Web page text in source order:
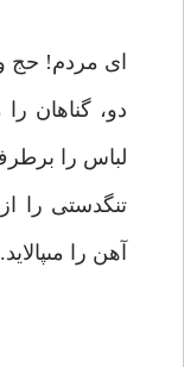
اى مردم! حج
دو، گناهان
لباس را
تنگدستى را
آهن را مى‏پالايد.